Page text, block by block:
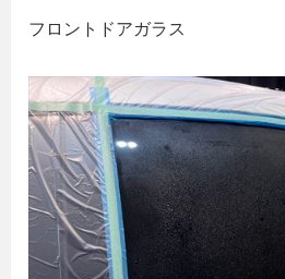
フロントドアガラス